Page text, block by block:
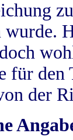
wurde.
für den
der